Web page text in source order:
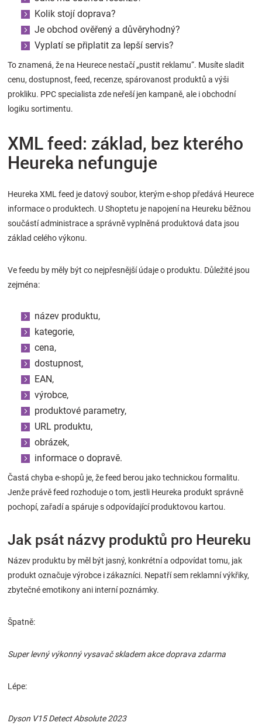
Kolik stojí doprava?
Je obchod ověřený a důvěryhodný?
Vyplatí se připlatit za lepší servis?
To znamená, že na Heurece nestačí „pustit reklamu“. Musíte sladit
cenu, dostupnost, feed, recenze, spárovanost produktů a výši
prokliku. PPC specialista zde neřeší jen kampaně, ale i obchodní
logiku sortimentu.
XML feed: základ, bez kterého
Heureka nefunguje
Heureka XML feed je datový soubor, kterým e-shop předává Heurece
informace o produktech. U Shoptetu je napojení na Heureku běžnou
součástí administrace a správně vyplněná produktová data jsou
základ celého výkonu.
Ve feedu by měly být co nejpřesnější údaje o produktu. Důležité jsou
zejména:
název produktu,
kategorie,
cena,
dostupnost,
EAN,
výrobce,
produktové parametry,
URL produktu,
obrázek,
informace o dopravě.
Častá chyba e-shopů je, že feed berou jako technickou formalitu.
Jenže právě feed rozhoduje o tom, jestli Heureka produkt správně
pochopí, zařadí a spáruje s odpovídající produktovou kartou.
Jak psát názvy produktů pro Heureku
Název produktu by měl být jasný, konkrétní a odpovídat tomu, jak
produkt označuje výrobce i zákazníci. Nepatří sem reklamní výkřiky,
zbytečné emotikony ani interní poznámky.
Špatně:
Super levný výkonný vysavač skladem akce doprava zdarma
Lépe:
Dyson V15 Detect Absolute 2023